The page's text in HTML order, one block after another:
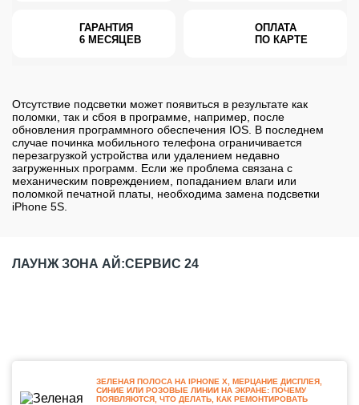
ГАРАНТИЯ
6 МЕСЯЦЕВ
ОПЛАТА
ПО КАРТЕ
Отсутствие подсветки может появиться в результате как
поломки, так и сбоя в программе, например, после
обновления программного обеспечения IOS. В последнем
случае починка мобильного телефона ограничивается
перезагрузкой устройства или удалением недавно
загруженных программ. Если же проблема связана с
механическим повреждением, попаданием влаги или
поломкой печатной платы, необходима замена подсветки
iPhone 5S.
ЛАУНЖ ЗОНА АЙ:СЕРВИС 24
ЗЕЛЕНАЯ ПОЛОСА НА IPHONE X, МЕРЦАНИЕ ДИСПЛЕЯ,
СИНИЕ ИЛИ РОЗОВЫЕ ЛИНИИ НА ЭКРАНЕ: ПОЧЕМУ
ПОЯВЛЯЮТСЯ, ЧТО ДЕЛАТЬ, КАК РЕМОНТИРОВАТЬ